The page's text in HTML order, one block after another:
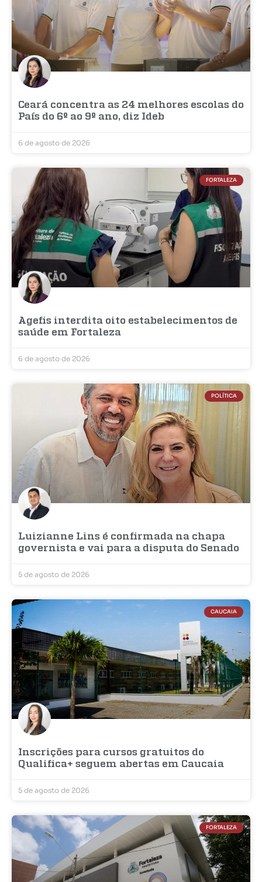
Ceará concentra as 24 melhores escolas do
País do 6º ao 9º ano, diz Ideb
6 de agosto de 2026
FORTALEZA
Agefis interdita oito estabelecimentos de
saúde em Fortaleza
6 de agosto de 2026
POLÍTICA
Luizianne Lins é confirmada na chapa
governista e vai para a disputa do Senado
5 de agosto de 2026
CAUCAIA
Inscrições para cursos gratuitos do
Qualifica+ seguem abertas em Caucaia
5 de agosto de 2026
FORTALEZA